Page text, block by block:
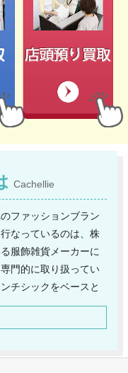
Cachellie
ファッションブラン
なっているのは、株
服飾雑貨メーカーに
門的に取り扱ってい
チシックをベースと
じられます。季節に
を適度に意識したス
ることがないのも、